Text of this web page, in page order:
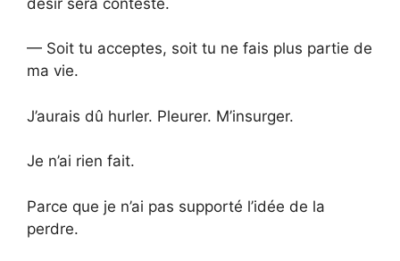
— Soit tu acceptes, soit tu ne fais plus partie de
ma vie.
J’aurais dû hurler. Pleurer. M’insurger.
Je n’ai rien fait.
Parce que je n’ai pas supporté l’idée de la
perdre.